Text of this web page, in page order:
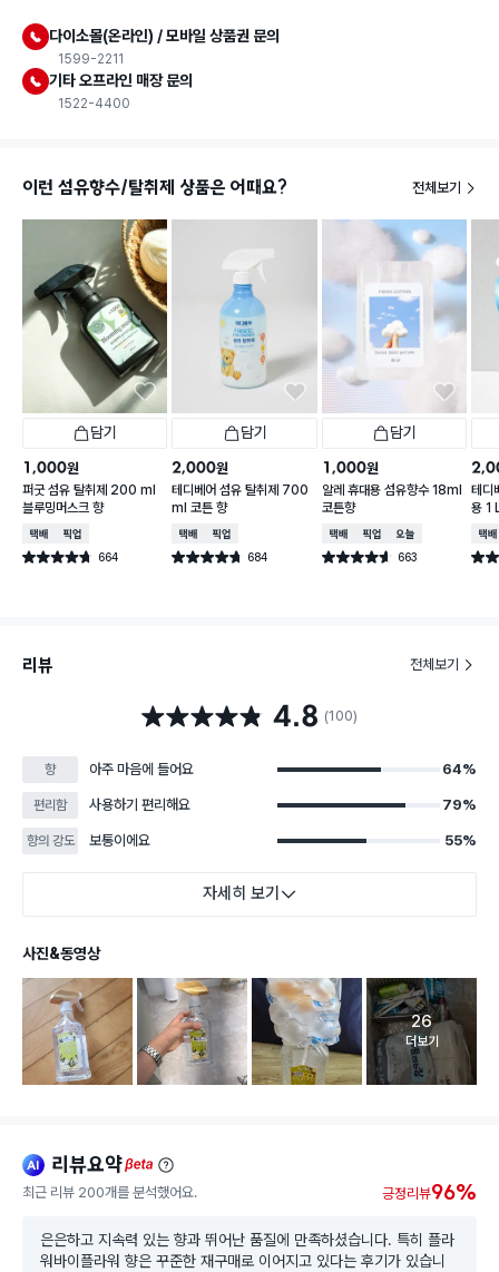
다이소몰(온라인) / 모바일 상품권 문의
1599-2211
기타 오프라인 매장 문의
1522-4400
이런 섬유향수/탈취제 상품은 어때요? 전체보기
담기
1,000원
퍼굿 섬유 탈취제 200 ml
블루밍머스크 향
택배배송매장픽업
별점 4.7점 664
건 작성
담기
2,000원
테디베어 섬유 탈취제 700
ml 코튼 향
택배배송매장픽업
별점 4.7점 684
건 작성
담기
1,000원
알레 휴대용 섬유향수 18ml
코튼향
택배배송매장픽업오늘배송
별점 4.6점 663
건 작성
테디
용 1
택배
별점
리뷰 전체보기
별점 4.8점 4.8 (100)
향 아주 마음에 들어요 64%
편리함 사용하기 편리해요 79%
향의 강도 보통이에요 55%
자세히 보기
사진&동영상
고객 리뷰
26
더보기
ai 리뷰요약beta
최근 리뷰 200개를 분석했어요. 긍정리뷰96%
은은하고 지속력 있는 향과 뛰어난 품질에 만족하셨습니다. 특히 플라
워바이플라워 향은 꾸준한 재구매로 이어지고 있다는 후기가 있습니